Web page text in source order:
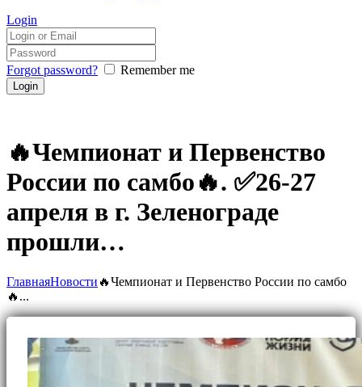
Login
Forgot password? Remember me
🔥Чемпионат и Первенство
России по самбо🔥. ✅26-27
апреля в г. Зеленограде
прошли…
ГлавнаяНовости 🔥Чемпионат и Первенство России по самбо
🔥...